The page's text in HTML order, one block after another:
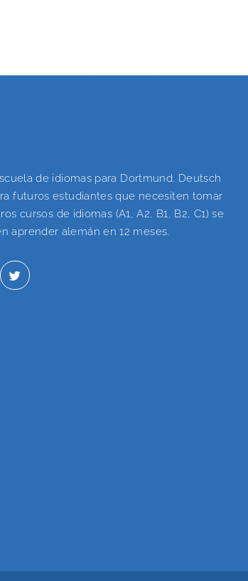
de idiomas para Dortmund. Deutsch
futuros estudiantes que necesiten tomar
cursos de idiomas (A1, A2, B1, B2, C1) se
aprender alemán en 12 meses.